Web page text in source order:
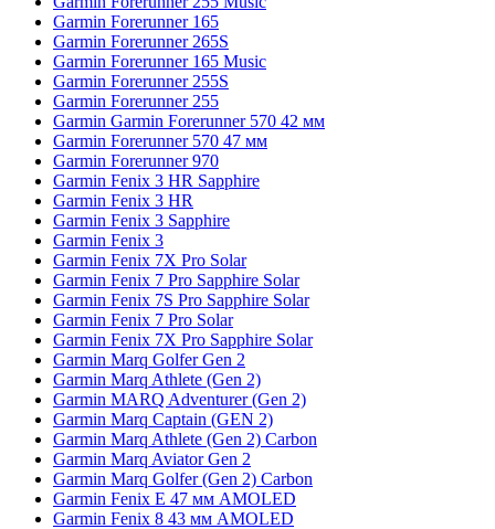
Garmin Forerunner 165
Garmin Forerunner 265S
Garmin Forerunner 165 Music
Garmin Forerunner 255S
Garmin Forerunner 255
Garmin Garmin Forerunner 570 42 мм
Garmin Forerunner 570 47 мм
Garmin Forerunner 970
Garmin Fenix 3 HR Sapphire
Garmin Fenix 3 HR
Garmin Fenix 3 Sapphire
Garmin Fenix 3
Garmin Fenix 7X Pro Solar
Garmin Fenix 7 Pro Sapphire Solar
Garmin Fenix 7S Pro Sapphire Solar
Garmin Fenix 7 Pro Solar
Garmin Fenix 7X Pro Sapphire Solar
Garmin Marq Golfer Gen 2
Garmin Marq Athlete (Gen 2)
Garmin MARQ Adventurer (Gen 2)
Garmin Marq Captain (GEN 2)
Garmin Marq Athlete (Gen 2) Carbon
Garmin Marq Aviator Gen 2
Garmin Marq Golfer (Gen 2) Carbon
Garmin Fenix E 47 мм AMOLED
Garmin Fenix 8 43 мм AMOLED